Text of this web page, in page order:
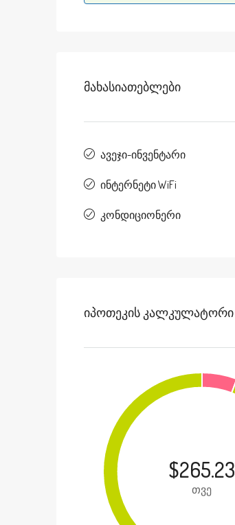
Მახასიათებლები
ავეჯი-ინვენტარი
ინტერნეტი WiFi
კონდიციონერი
Იპოთეკის Კალკულატორი
$265.23
თვე